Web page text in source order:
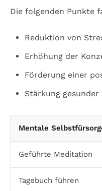
Die folgenden Punkte
Reduktion von
Erhöhung der
Förderung einer
Stärkung
Mentale
Geführte Meditation
Tagebuch führen